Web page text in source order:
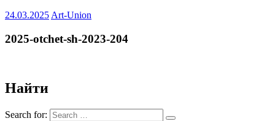
24.03.2025 Art-Union
2025-otchet-sh-2023-204
Найти
Search for: